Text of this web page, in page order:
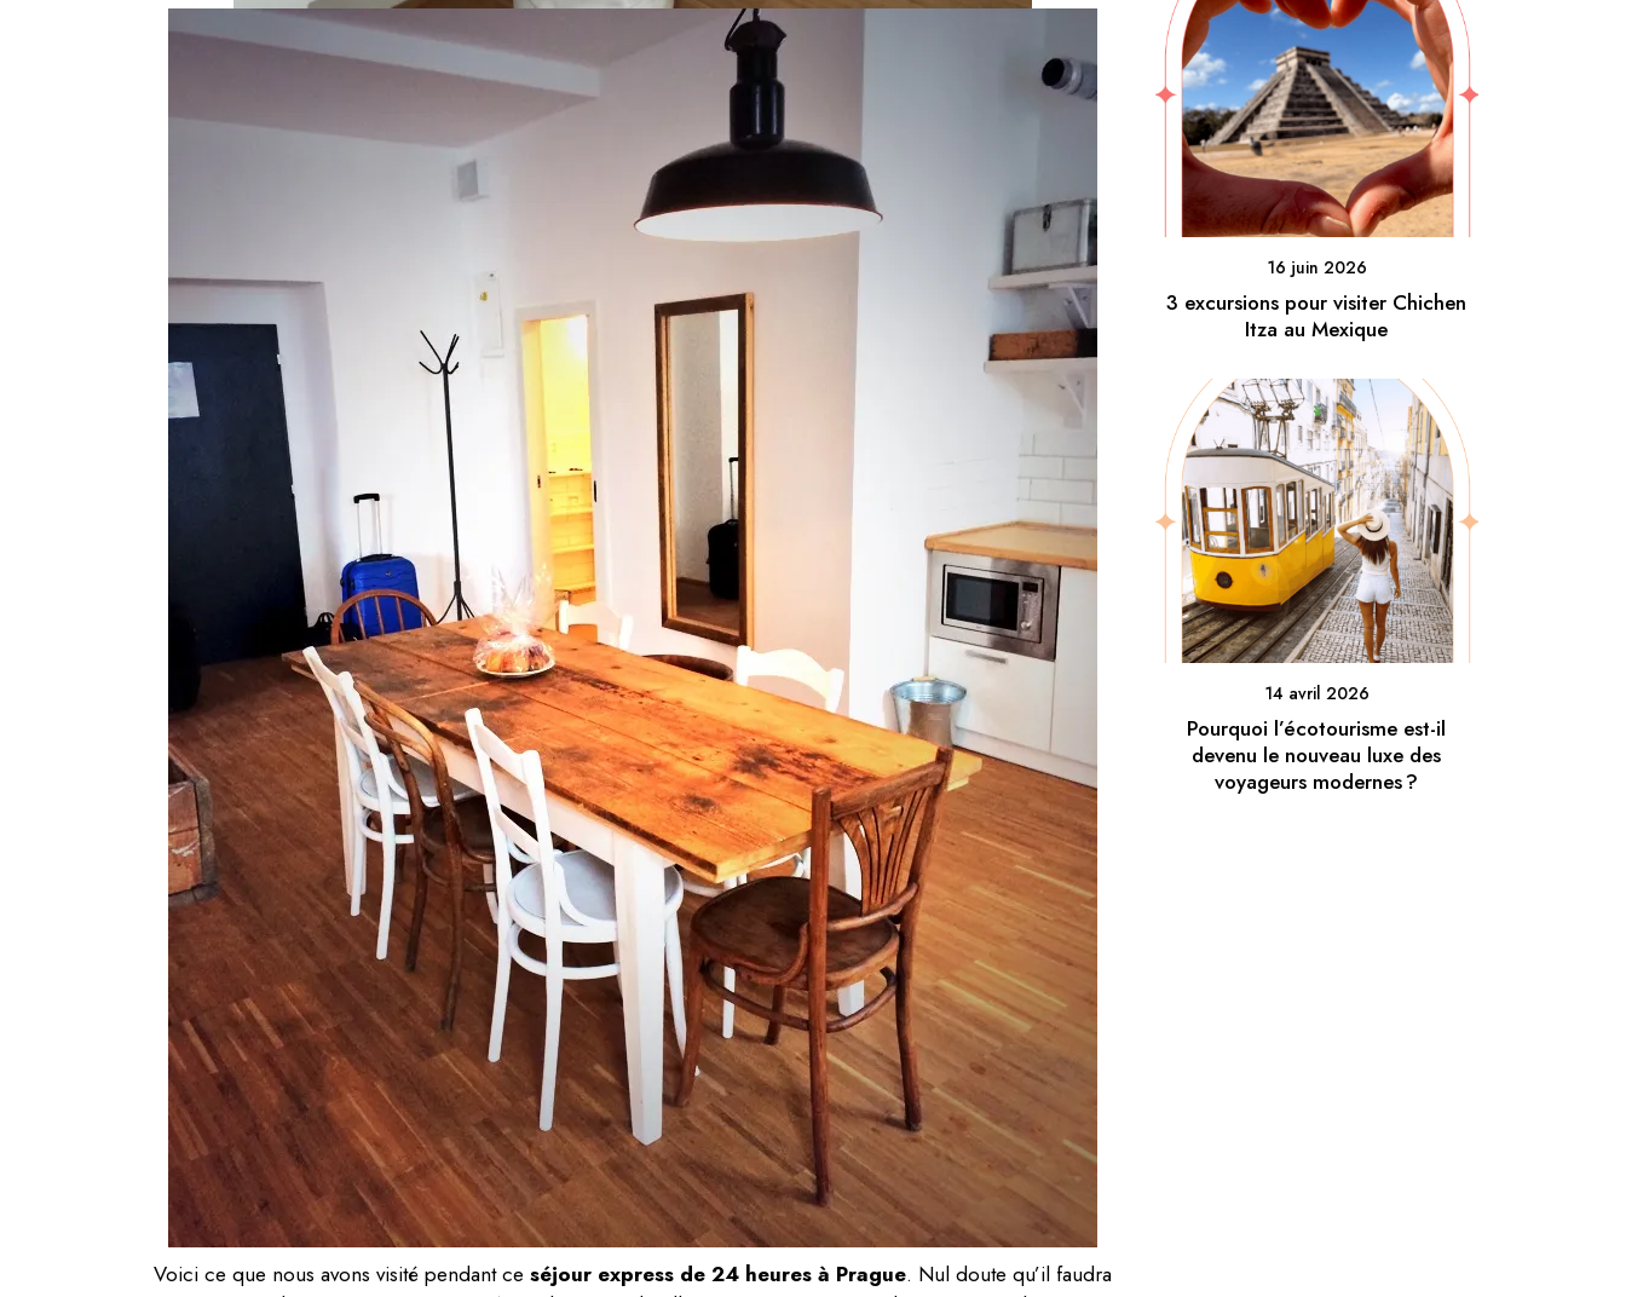
Voici ce que nous avons visité pendant ceséjour express de 24 heures à Prague. Nul doute qu’il faudra
16 juin 2026
3 excursions pour visiter Chichen
Itza au Mexique
14 avril 2026
Pourquoi l’écotourisme est-il
devenu le nouveau luxe des
voyageurs modernes ?